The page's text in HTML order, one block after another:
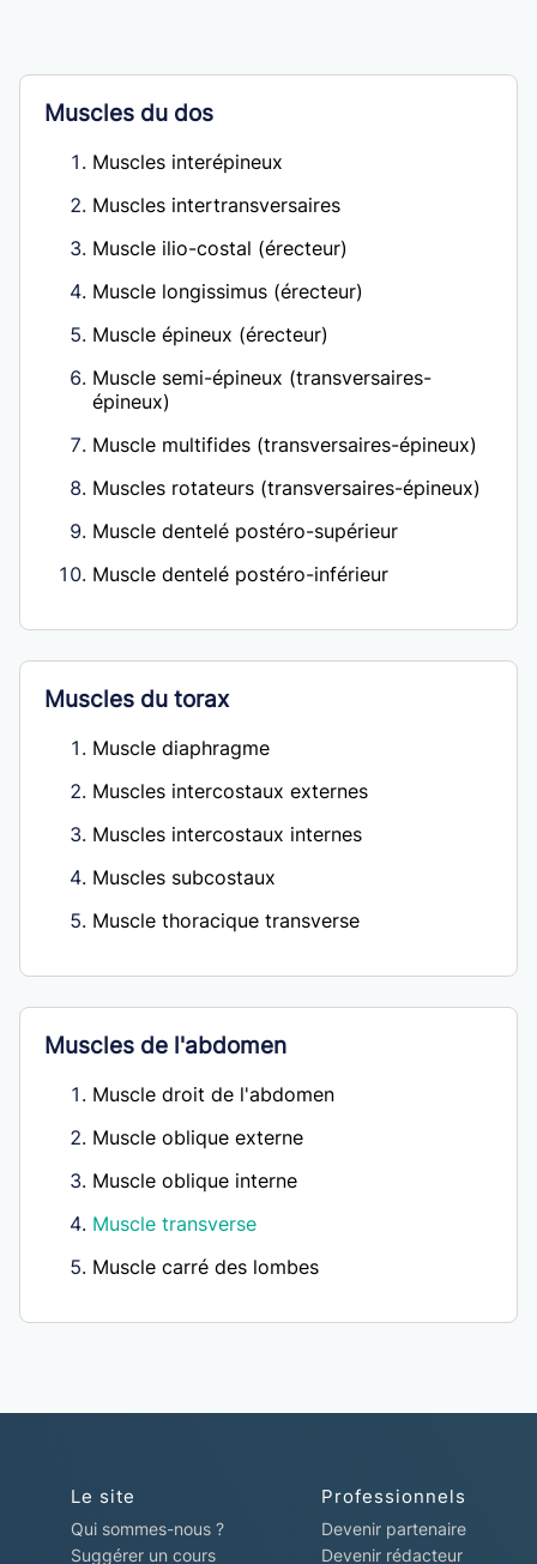
Muscles du dos
Muscles interépineux
Muscles intertransversaires
Muscle ilio-costal (érecteur)
Muscle longissimus (érecteur)
Muscle épineux (érecteur)
Muscle semi-épineux (transversaires-
épineux)
Muscle multifides (transversaires-épineux)
Muscles rotateurs (transversaires-épineux)
Muscle dentelé postéro-supérieur
Muscle dentelé postéro-inférieur
Muscles du torax
Muscle diaphragme
Muscles intercostaux externes
Muscles intercostaux internes
Muscles subcostaux
Muscle thoracique transverse
Muscles de l'abdomen
Muscle droit de l'abdomen
Muscle oblique externe
Muscle oblique interne
Muscle transverse
Muscle carré des lombes
Le site
Qui sommes-nous ?
Suggérer un cours
Professionnels
Devenir partenaire
Devenir rédacteur